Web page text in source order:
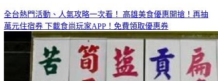
全台熱門活動、人氣攻略一次看！ 高雄美食優惠開搶！再抽
萬元住宿券 下載食尚玩家APP！免費領取優惠券